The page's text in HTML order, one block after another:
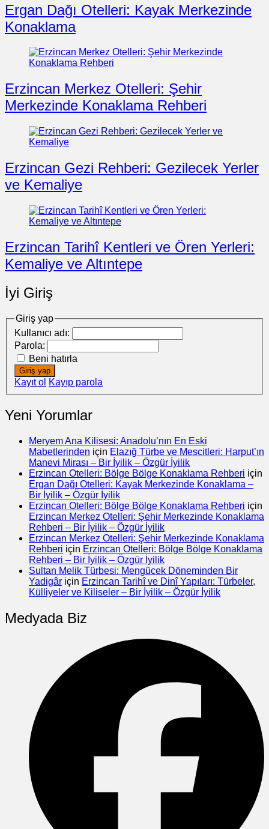
Ergan Dağı Otelleri: Kayak Merkezinde
Konaklama
Erzincan Merkez Otelleri: Şehir
Merkezinde Konaklama Rehberi
Erzincan Gezi Rehberi: Gezilecek Yerler
ve Kemaliye
Erzincan Tarihî Kentleri ve Ören Yerleri:
Kemaliye ve Altıntepe
İyi Giriş
Giriş yap
Kullanıcı adı:
Parola:
Beni hatırla
Giriş yap
Kayıt ol Kayıp parola
Yeni Yorumlar
Meryem Ana Kilisesi: Anadolu’nın En Eski
Mabetlerinden için Elazığ Türbe ve Mescitleri: Harput’ın
Manevi Mirası – Bir İyilik – Özgür İyilik
Erzincan Otelleri: Bölge Bölge Konaklama Rehberi için
Ergan Dağı Otelleri: Kayak Merkezinde Konaklama –
Bir İyilik – Özgür İyilik
Erzincan Otelleri: Bölge Bölge Konaklama Rehberi için
Erzincan Merkez Otelleri: Şehir Merkezinde Konaklama
Rehberi – Bir İyilik – Özgür İyilik
Erzincan Merkez Otelleri: Şehir Merkezinde Konaklama
Rehberi için Erzincan Otelleri: Bölge Bölge Konaklama
Rehberi – Bir İyilik – Özgür İyilik
Sultan Melik Türbesi: Mengücek Döneminden Bir
Yadigâr için Erzincan Tarihî ve Dinî Yapıları: Türbeler,
Külliyeler ve Kiliseler – Bir İyilik – Özgür İyilik
Medyada Biz